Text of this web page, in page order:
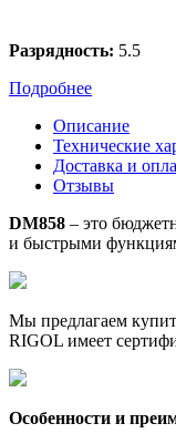
Разрядность: 5.5
Подробнее
Описание
Технические
Доставка и
Отзывы
DM858 – это
и быстрыми
Мы предлагаем
RIGOL имеет
Особенности и